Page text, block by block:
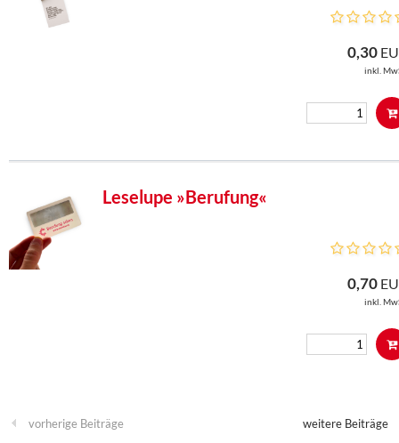
0,30
inkl.
Leselupe »Berufung«
0,70
inkl.
vorherige Beiträge weitere Beiträge